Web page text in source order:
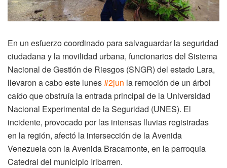
En un esfuerzo coordinado para salvaguardar la seguridad
ciudadana y la movilidad urbana, funcionarios del Sistema
Nacional de Gestión de Riesgos (SNGR) del estado Lara,
llevaron a cabo este lunes#2jun la remoción de un árbol
caído que obstruía la entrada principal de la Universidad
Nacional Experimental de la Seguridad (UNES). El
incidente, provocado por las intensas lluvias registradas
en la región, afectó la intersección de la Avenida
Venezuela con la Avenida Bracamonte, en la parroquia
Catedral del municipio Iribarren.